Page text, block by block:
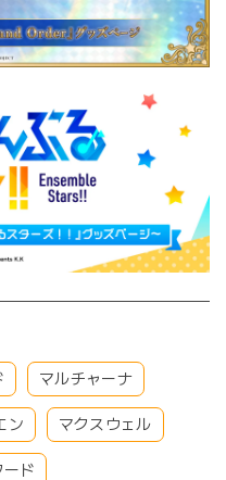
マルチャーナ
ン マクスウェル
ード